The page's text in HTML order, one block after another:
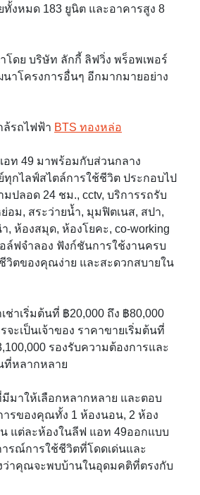
งหมด 183 ยูนิต และอาคารสูง 8
ดย บริษัท ลักกี้ ลิฟวิ่ง พร็อพเพอร์
าโครงการอื่นๆ อีกมากมายอย่าง
ล้รถไฟฟ้า BTS ทองหล่อ
ท 49 มาพร้อมกับส่วนกลาง
กไลฟ์สไตล์การใช้ชีวิต ประกอบไป
ปลอด 24 ชม., cctv, บริการรถรับ
อม, สระว่ายน้ำ, มุมฟิตเนส, สปา,
, ห้องสมุด, ห้องโยคะ, co-working
ล์ฟจำลอง ฟังก์ชันการใช้งานครบ
วิตของคุณง่าย และสะดวกสบายใน
ช่าเริ่มต้นที่ ฿20,000 ถึง ฿80,000
ะเป็นเจ้าของ ราคาขายเริ่มต้นที่
รองรับความต้องการและ
ที่หลากหลาย
มาให้เลือกหลากหลาย และตอบ
รของคุณทั้ง 1 ห้องนอน, 2 ห้อง
แต่ละห้องในลีฟ แอท 49ออกแบบ
รณ์การใช้ชีวิตที่โดดเด่นและ
ว่าคุณจะพบบ้านในอุดมคติที่ตรงกับ